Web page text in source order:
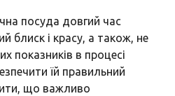
посуда довгий час
блиск і красу, а також, не
показників в процесі
їй правильний
що важливо